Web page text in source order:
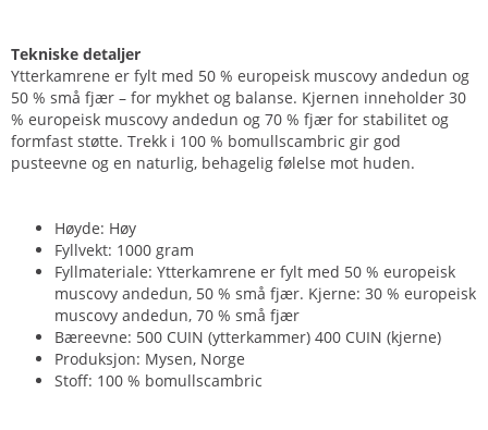
Tekniske detaljer
Ytterkamrene er fylt med 50 % europeisk muscovy andedun og
50 % små fjær – for mykhet og balanse. Kjernen inneholder 30
% europeisk muscovy andedun og 70 % fjær for stabilitet og
formfast støtte. Trekk i 100 % bomullscambric gir god
pusteevne og en naturlig, behagelig følelse mot huden.
Høyde: Høy
Fyllvekt: 1000 gram
Fyllmateriale: Ytterkamrene er fylt med 50 % europeisk
muscovy andedun, 50 % små fjær. Kjerne: 30 % europeisk
muscovy andedun, 70 % små fjær
Bæreevne: 500 CUIN (ytterkammer) 400 CUIN (kjerne)
Produksjon: Mysen, Norge
Stoff: 100 % bomullscambric